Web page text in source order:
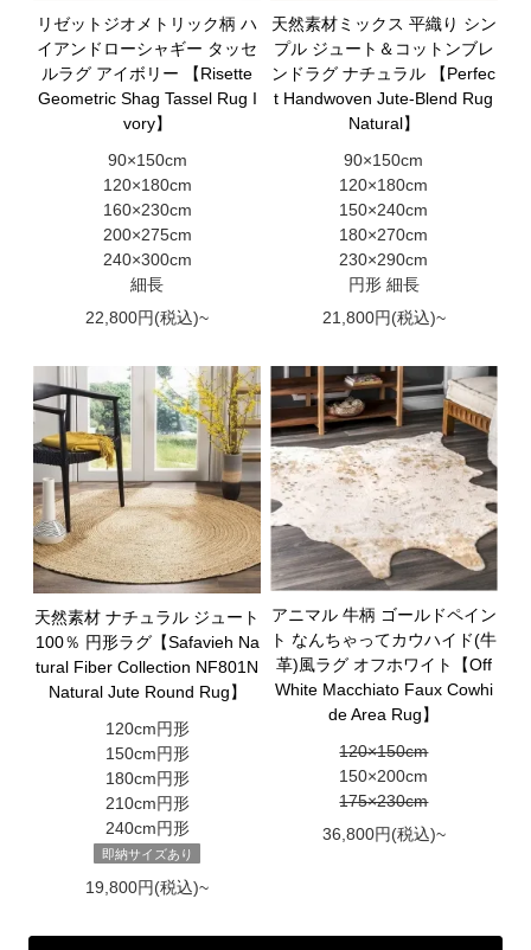
リゼットジオメトリック柄 ハ
イアンドローシャギー タッセ
ルラグ アイボリー 【Risette
Geometric Shag Tassel Rug I
vory】
90×150cm
120×180cm
160×230cm
200×275cm
240×300cm
細長
22,800円(税込)~
天然素材ミックス 平織り シン
プル ジュート＆コットンブレ
ンドラグ ナチュラル 【Perfec
t Handwoven Jute-Blend Rug
Natural】
90×150cm
120×180cm
150×240cm
180×270cm
230×290cm
円形 細長
21,800円(税込)~
天然素材 ナチュラル ジュート
100％ 円形ラグ【Safavieh Na
tural Fiber Collection NF801N
Natural Jute Round Rug】
120cm円形
150cm円形
180cm円形
210cm円形
240cm円形
即納サイズあり
19,800円(税込)~
アニマル 牛柄 ゴールドペイン
ト なんちゃってカウハイド(牛
革)風ラグ オフホワイト【Off
White Macchiato Faux Cowhi
de Area Rug】
120×150cm
150×200cm
175×230cm
36,800円(税込)~